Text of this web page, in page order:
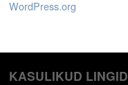
WordPress.org
KASULIKUD LINGID